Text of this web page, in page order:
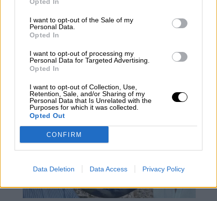
I want to opt-out of the Sale of my
Personal Data.
Opted In
I want to opt-out of processing my
Personal Data for Targeted Advertising.
Opted In
I want to opt-out of Collection, Use,
Retention, Sale, and/or Sharing of my
Personal Data that Is Unrelated with the
Purposes for which it was collected.
Opted Out
CONFIRM
Data Deletion Data Access Privacy Policy
Adiós Constitución Ultra
Conservadora, Hola Constitución
Pinochet-Lagos